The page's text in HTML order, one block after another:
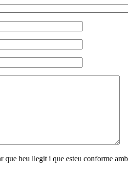
que heu llegit i que esteu conforme